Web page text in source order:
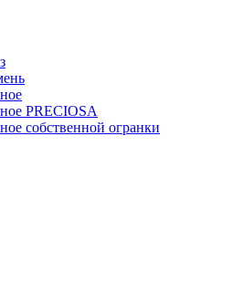
PRECIOSA
собственной огранки